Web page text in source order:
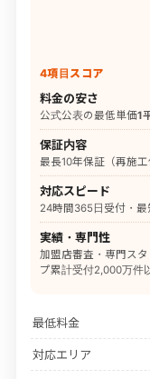
4項目スコア
料金の安さ
公式公表の最低単価1
保証内容
最長10年保証（再施工
対応スピード
24時間365日受付・最
実績・専門性
加盟店審査・専門ス
プ累計受付2,000万件
最低料金
対応エリア